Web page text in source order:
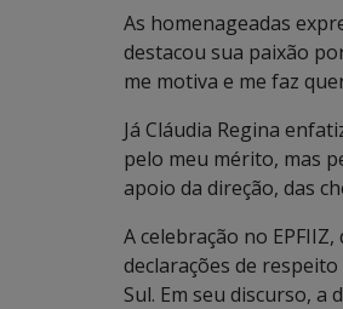
As homenageadas
destacou sua paixão
me motiva e me faz
Já Cláudia Regina
pelo meu mérito, mas
apoio da direção, das
A celebração no
declarações de
Sul. Em seu discurso,